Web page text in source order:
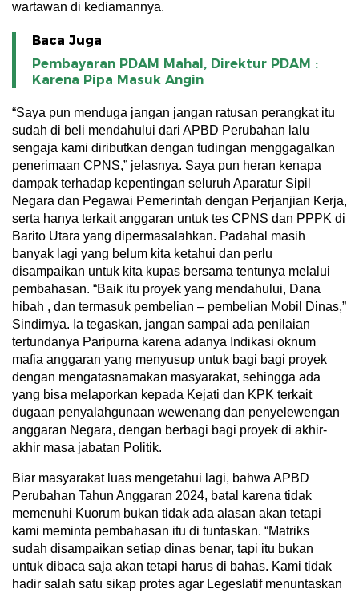
wartawan di kediamannya.
Baca Juga
Pembayaran PDAM Mahal, Direktur PDAM :
Karena Pipa Masuk Angin
“Saya pun menduga jangan jangan ratusan perangkat itu
sudah di beli mendahului dari APBD Perubahan lalu
sengaja kami diributkan dengan tudingan menggagalkan
penerimaan CPNS,” jelasnya. Saya pun heran kenapa
dampak terhadap kepentingan seluruh Aparatur Sipil
Negara dan Pegawai Pemerintah dengan Perjanjian Kerja,
serta hanya terkait anggaran untuk tes CPNS dan PPPK di
Barito Utara yang dipermasalahkan. Padahal masih
banyak lagi yang belum kita ketahui dan perlu
disampaikan untuk kita kupas bersama tentunya melalui
pembahasan. “Baik itu proyek yang mendahului, Dana
hibah , dan termasuk pembelian – pembelian Mobil Dinas,”
Sindirnya. Ia tegaskan, jangan sampai ada penilaian
tertundanya Paripurna karena adanya Indikasi oknum
mafia anggaran yang menyusup untuk bagi bagi proyek
dengan mengatasnamakan masyarakat, sehingga ada
yang bisa melaporkan kepada Kejati dan KPK terkait
dugaan penyalahgunaan wewenang dan penyelewengan
anggaran Negara, dengan berbagi bagi proyek di akhir-
akhir masa jabatan Politik.
Biar masyarakat luas mengetahui lagi, bahwa APBD
Perubahan Tahun Anggaran 2024, batal karena tidak
memenuhi Kuorum bukan tidak ada alasan akan tetapi
kami meminta pembahasan itu di tuntaskan. “Matriks
sudah disampaikan setiap dinas benar, tapi itu bukan
untuk dibaca saja akan tetapi harus di bahas. Kami tidak
hadir salah satu sikap protes agar Legeslatif menuntaskan